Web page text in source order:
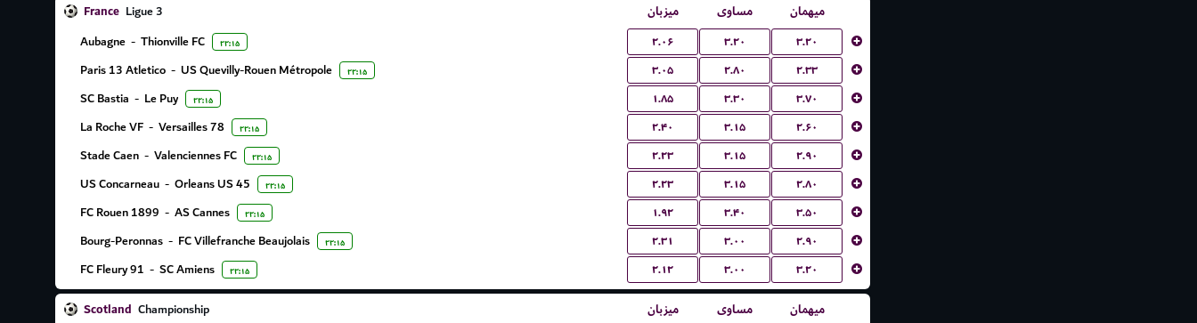
France Ligue 3 میزبان مساوی میهمان
Aubagne - Thionville FC ۲۲:۱۵ ۲.۰۶ ۳.۲۰ ۳.۲۰
Paris 13 Atletico - US Quevilly-Rouen Métropole ۲۲:۱۵ ۳.۰۵ ۲.۸۰ ۲.۳۳
SC Bastia - Le Puy ۲۲:۱۵ ۱.۸۵ ۳.۳۰ ۳.۷۰
La Roche VF - Versailles 78 ۲۲:۱۵ ۲.۴۰ ۳.۱۵ ۲.۶۰
Stade Caen - Valenciennes FC ۲۲:۱۵ ۲.۲۳ ۳.۱۵ ۲.۹۰
US Concarneau - Orleans US 45 ۲۲:۱۵ ۲.۲۳ ۳.۱۵ ۲.۸۰
FC Rouen 1899 - AS Cannes ۲۲:۱۵ ۱.۹۲ ۳.۴۰ ۳.۵۰
Bourg-Peronnas - FC Villefranche Beaujolais ۲۲:۱۵ ۲.۳۱ ۳.۰۰ ۲.۹۰
FC Fleury 91 - SC Amiens ۲۲:۱۵ ۲.۱۲ ۳.۰۰
۳.۲۰
Scotland Championship میزبان مساوی میهمان